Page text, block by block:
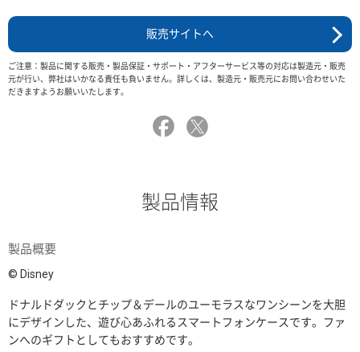
販売サイトへ
ご注意：製品に関する販売・製品保証・サポート・アフターサービス等の対応は製造元・販売
元が行い、弊社はいかなる責任も負いません。詳しくは、製造元・販売元にお問い合わせいた
だきますようお願いいたします。
製品情報
製品概要
© Disney
ドナルドダックとチップ＆デールのユーモラスなワンシーンを大胆
にデザインした、遊び心あふれるスマートフォンケースです。ファ
ンへのギフトとしてもおすすめです。